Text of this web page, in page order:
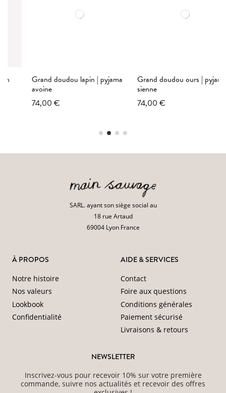
Grand doudou lapin | pyjama
avoine
74,00 €
Grand doudou ours | pyjama
sienne
74,00 €
SARL. ayant son siège social au
18 rue Artaud
69004 Lyon France
À PROPOS
Notre histoire
Nos valeurs
Lookbook
Confidentialité
AIDE & SERVICES
Contact
Foire aux questions
Conditions générales
Paiement sécurisé
Livraisons & retours
NEWSLETTER
Inscrivez-vous pour recevoir 10% sur votre première
commande, suivre nos actualités et recevoir des offres